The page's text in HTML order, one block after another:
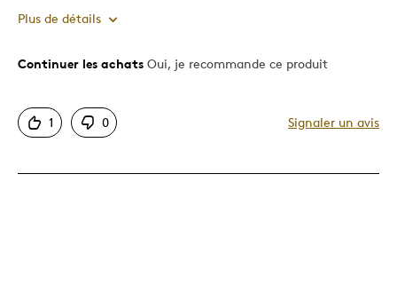
Plus de détails
Le pour
Motif attrayant
Très bonne qualité
Continuer les achats Oui, je recommande ce produit
1 0 Signaler un avis